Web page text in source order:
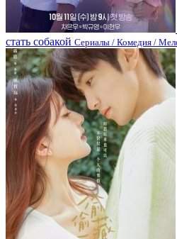
стать собакой Сериалы / Комедия /